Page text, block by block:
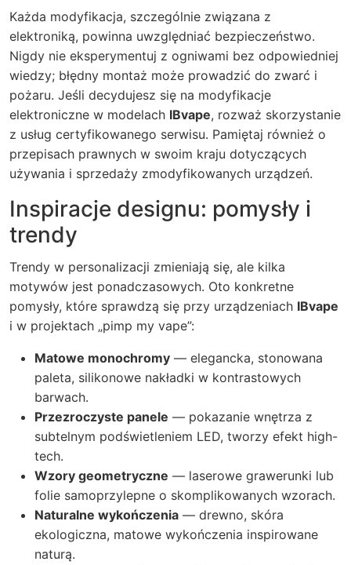
Każda modyfikacja, szczególnie związana z
elektroniką, powinna uwzględniać bezpieczeństwo.
Nigdy nie eksperymentuj z ogniwami bez odpowiedniej
wiedzy; błędny montaż może prowadzić do zwarć i
pożaru. Jeśli decydujesz się na modyfikacje
elektroniczne w modelach IBvape, rozważ skorzystanie
z usług certyfikowanego serwisu. Pamiętaj również o
przepisach prawnych w swoim kraju dotyczących
używania i sprzedaży zmodyfikowanych urządzeń.
Inspiracje designu: pomysły i
trendy
Trendy w personalizacji zmieniają się, ale kilka
motywów jest ponadczasowych. Oto konkretne
pomysły, które sprawdzą się przy urządzeniach IBvape
i w projektach „pimp my vape”:
Matowe monochromy — elegancka, stonowana
paleta, silikonowe nakładki w kontrastowych
barwach.
Przezroczyste panele — pokazanie wnętrza z
subtelnym podświetleniem LED, tworzy efekt high-
tech.
Wzory geometryczne — laserowe grawerunki lub
folie samoprzylepne o skomplikowanych wzorach.
Naturalne wykończenia — drewno, skóra
ekologiczna, matowe wykończenia inspirowane
naturą.